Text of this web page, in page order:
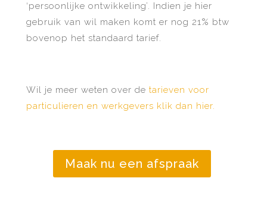
‘persoonlijke ontwikkeling’. Indien je hier
gebruik van wil maken komt er nog 21% btw
bovenop het standaard tarief.
Wil je meer weten over detarieven voor
particulieren en werkgevers klik dan hier.
Maak nu een afspraak